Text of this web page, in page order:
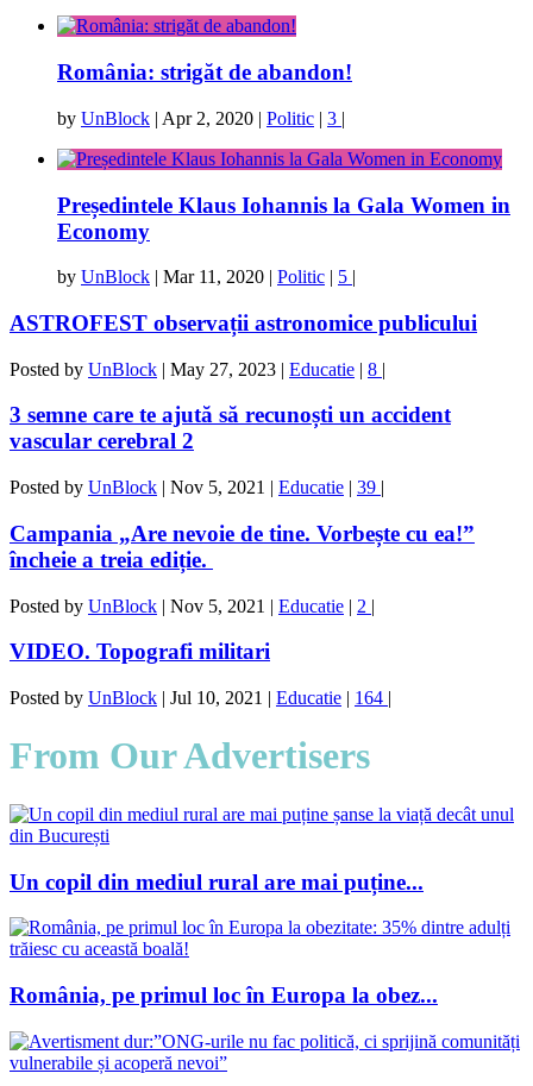
România: strigăt de abandon!
by UnBlock | Apr 2, 2020 | Politic | 3 |
Președintele Klaus Iohannis la Gala Women in
Economy
by UnBlock | Mar 11, 2020 | Politic | 5 |
ASTROFEST observații astronomice publicului
Posted by UnBlock | May 27, 2023 | Educatie | 8 |
3 semne care te ajută să recunoști un accident
vascular cerebral 2
Posted by UnBlock | Nov 5, 2021 | Educatie | 39 |
Campania „Are nevoie de tine. Vorbește cu ea!”
încheie a treia ediție.
Posted by UnBlock | Nov 5, 2021 | Educatie | 2 |
VIDEO. Topografi militari
Posted by UnBlock | Jul 10, 2021 | Educatie | 164 |
From Our Advertisers
Un copil din mediul rural are mai puține...
România, pe primul loc în Europa la obez...